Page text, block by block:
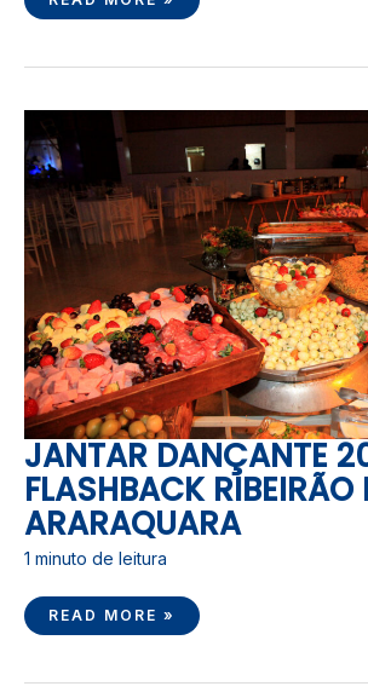
JANTAR DANÇANTE
FLASHBACK RIBEIRÃO
ARARAQUARA
1 minuto de leitura
JANTAR
DANÇANTE
2024
–
FLASHBACK
RIBEIRÃO
PRETO
E
ARARAQUARA
READ MORE »